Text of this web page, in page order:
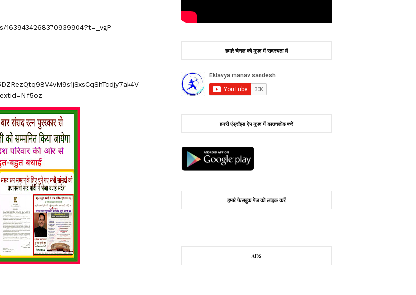
हमारे चैनल की मुफ्त में सदस्यता लें
हमरी एंड्रॉइड ऐप मुफ्त में डाउनलोड करें
हमारे फेसबुक पेज को लाइक करें
ADS